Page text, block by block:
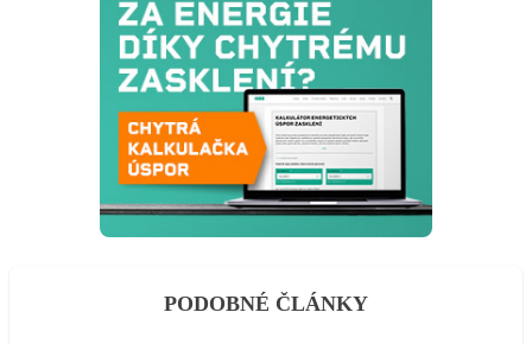
PODOBNÉ ČLÁNKY